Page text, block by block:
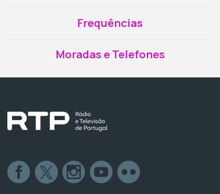
Frequências
Moradas e Telefones